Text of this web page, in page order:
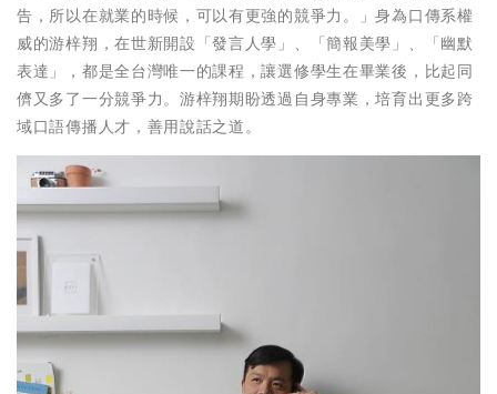
告，所以在就業的時候，可以有更強的競爭力。」身為口傳系權
威的游梓翔，在世新開設「發言人學」、「簡報美學」、「幽默
表達」，都是全台灣唯一的課程，讓選修學生在畢業後，比起同
儕又多了一分競爭力。游梓翔期盼透過自身專業，培育出更多跨
域口語傳播人才，善用說話之道。